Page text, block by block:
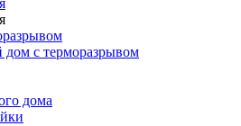
дом с терморазрывом
дома